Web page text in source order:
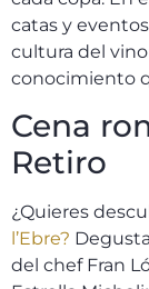
catas y
cultura del
conocimiento
Cena
Retiro
¿Quieres
l’Ebre?
del chef Fran